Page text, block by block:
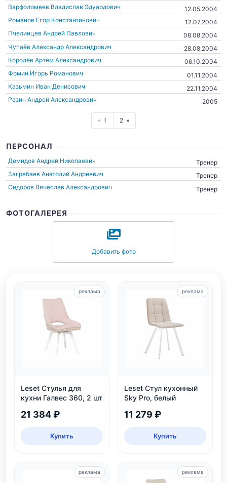
Варфоломеев Владислав Эдуардович
12.05.2004
Романов Егор Константинович
12.07.2004
Пчелинцев Андрей Павлович
08.08.2004
Чупаёв Александр Александрович
28.08.2004
Королёв Артём Александрович
06.10.2004
Фомин Игорь Романович
01.11.2004
Казьмин Иван Денисович
22.11.2004
Разин Андрей Александрович
2005
1 2
ПЕРСОНАЛ
Демидов Андрей Николаевич
Тренер
Загребаев Анатолий Андреевич
Тренер
Сидоров Вячеслав Александрович
Тренер
ФОТОГАЛЕРЕЯ
Добавить фото
Leset Стулья для
кухни Галвес 360, 2 шт
21 384 ₽
Купить
реклама
Leset Стул кухонный
Sky Pro, белый
11 279 ₽
Купить
реклама
реклама реклама